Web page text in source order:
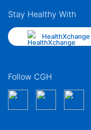
Stay Healthy With
HealthXchange
Follow CGH